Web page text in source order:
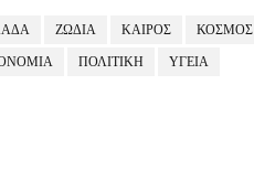
ΖΩΔΙΑ ΚΑΙΡΟΣ ΚΟΣΜΟΣ
ΠΟΛΙΤΙΚΗ ΥΓΕΙΑ